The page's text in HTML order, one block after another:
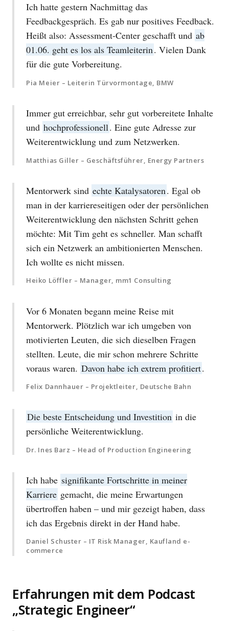
Ich hatte gestern Nachmittag das
Feedbackgespräch. Es gab nur positives Feedback.
Heißt also: Assessment-Center geschafft und ab
01.06. geht es los als Teamleiterin. Vielen Dank
für die gute Vorbereitung.
Pia Meier – Leiterin Türvormontage, BMW
Immer gut erreichbar, sehr gut vorbereitete Inhalte
und hochprofessionell. Eine gute Adresse zur
Weiterentwicklung und zum Netzwerken.
Matthias Giller – Geschäftsführer, Energy Partners
Mentorwerk sind echte Katalysatoren. Egal ob
man in der karriereseitigen oder der persönlichen
Weiterentwicklung den nächsten Schritt gehen
möchte: Mit Tim geht es schneller. Man schafft
sich ein Netzwerk an ambitionierten Menschen.
Ich wollte es nicht missen.
Heiko Löffler – Manager, mm1 Consulting
Vor 6 Monaten begann meine Reise mit
Mentorwerk. Plötzlich war ich umgeben von
motivierten Leuten, die sich dieselben Fragen
stellten. Leute, die mir schon mehrere Schritte
voraus waren. Davon habe ich extrem profitiert.
Felix Dannhauer – Projektleiter, Deutsche Bahn
Die beste Entscheidung und Investition in die
persönliche Weiterentwicklung.
Dr. Ines Barz – Head of Production Engineering
Ich habe signifikante Fortschritte in meiner
Karriere gemacht, die meine Erwartungen
übertroffen haben – und mir gezeigt haben, dass
ich das Ergebnis direkt in der Hand habe.
Daniel Schuster – IT Risk Manager, Kaufland e-
commerce
Erfahrungen mit dem Podcast
„Strategic Engineer“